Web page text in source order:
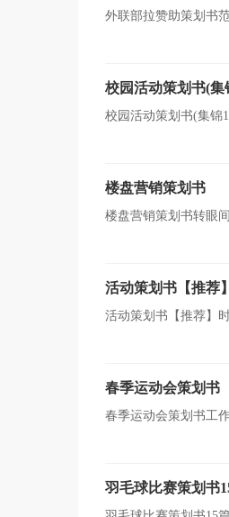
外联部拉赞助策划书
校园活动策划书(集
校园活动策划书(集锦
楼盘营销策划书
楼盘营销策划书转眼
活动策划书【推荐】
活动策划书【推荐】
春季运动会策划书
春季运动会策划书工
羽毛球比赛策划书